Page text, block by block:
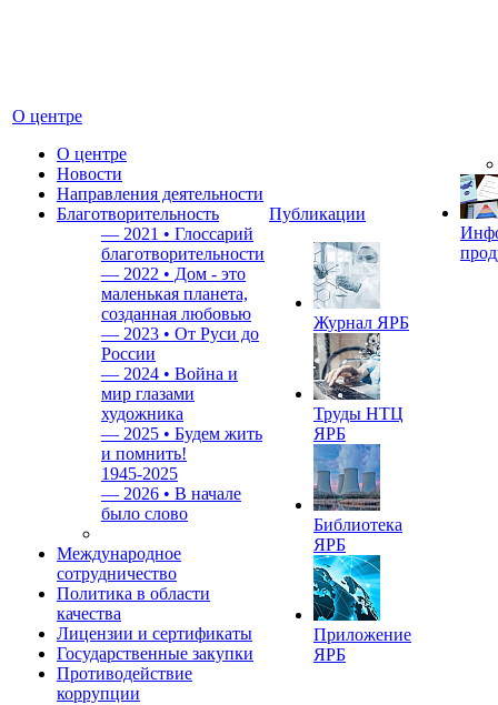
О центре
О центре
Новости
Направления деятельности
Благотворительность
— 2021 • Глоссарий
благотворительности
— 2022 • Дом - это
маленькая планета,
созданная любовью
— 2023 • От Руси до
России
— 2024 • Война и
мир глазами
художника
— 2025 • Будем жить
и помнить!
1945-2025
— 2026 • В начале
было слово
Международное
сотрудничество
Политика в области
качества
Лицензии и сертификаты
Государственные закупки
Противодействие
коррупции
Публикации
Журнал ЯРБ
Труды НТЦ
ЯРБ
Библиотека
ЯРБ
Приложение
ЯРБ